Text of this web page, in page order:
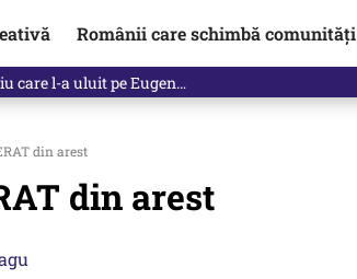
Românii care schimbă comunități
toți românii
din arest
din arest